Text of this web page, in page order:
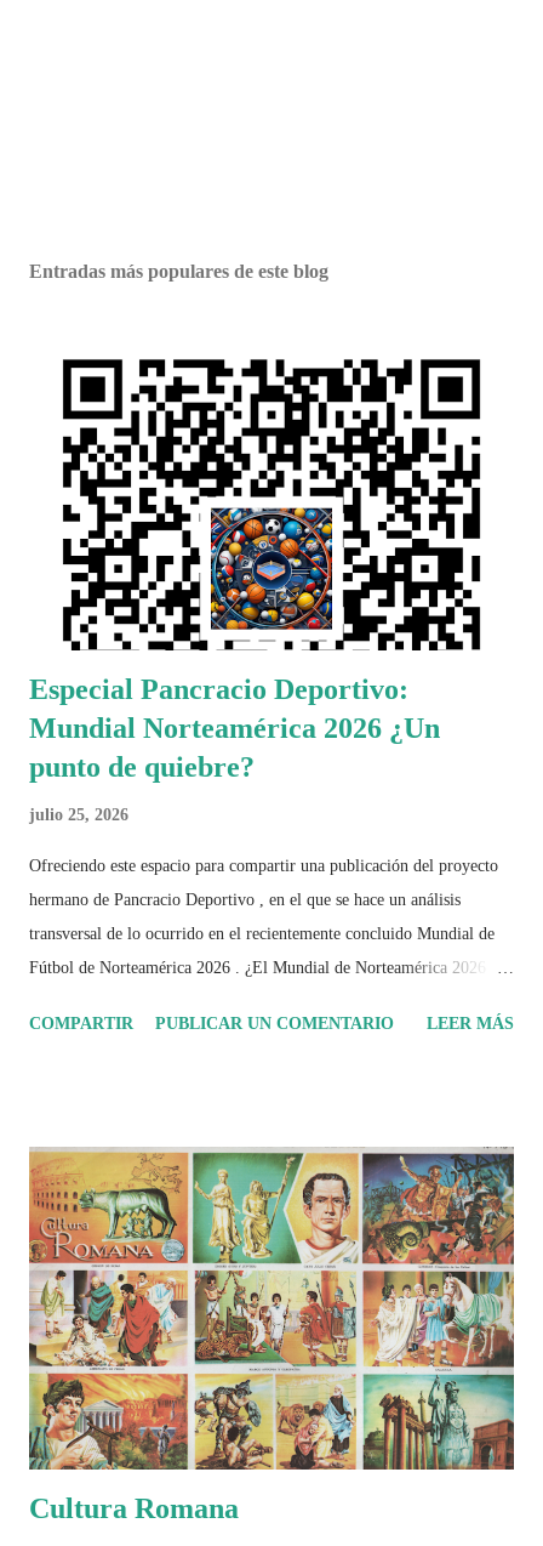
Entradas más populares de este blog
Especial Pancracio Deportivo:
Mundial Norteamérica 2026 ¿Un
punto de quiebre?
julio 25, 2026
Ofreciendo este espacio para compartir una publicación del proyecto
hermano de Pancracio Deportivo , en el que se hace un análisis
transversal de lo ocurrido en el recientemente concluido Mundial de
Fútbol de Norteamérica 2026 . ¿El Mundial de Norteamérica 2026 ha
el recorrido de cada selección con infografías inspiradas en la
2026 ¿Un punto de quiebre?" Este especial de Pancracio Deportivo no
busca decir únicamente quién ganó o quién perdió. Busca responder si
este Mundial marcó un antes y un después en la forma de entender el
deporte, la identidad nacional, la globalización, la comercialización y
el papel del fútbol como reflejo de nuestras sociedades . Son 230
páginas de análisis, ilustraciones originales y ...
COMPARTIR PUBLICAR UN COMENTARIO LEER MÁS
Cultura Romana